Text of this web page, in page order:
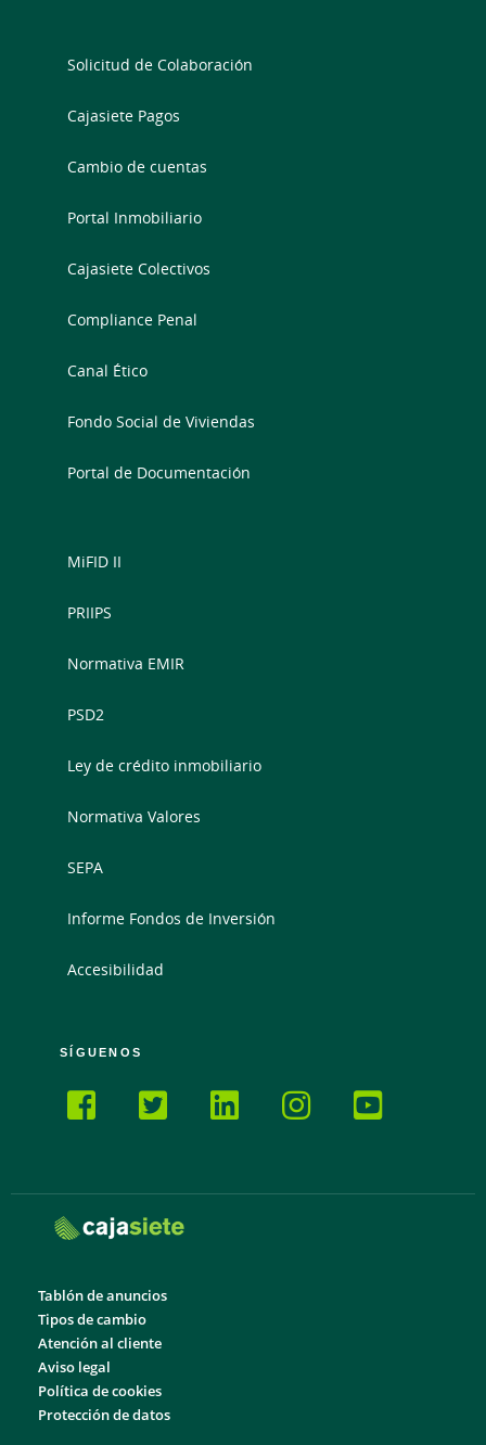
Solicitud de Colaboración
Cajasiete Pagos
Cambio de cuentas
Portal Inmobiliario
Cajasiete Colectivos
Compliance Penal
Canal Ético
Fondo Social de Viviendas
Portal de Documentación
MiFID II
PRIIPS
Normativa EMIR
PSD2
Ley de crédito inmobiliario
Normativa Valores
SEPA
Informe Fondos de Inversión
Accesibilidad
SÍGUENOS
Tablón de anuncios
Tipos de cambio
Atención al cliente
Aviso legal
Política de cookies
Protección de datos